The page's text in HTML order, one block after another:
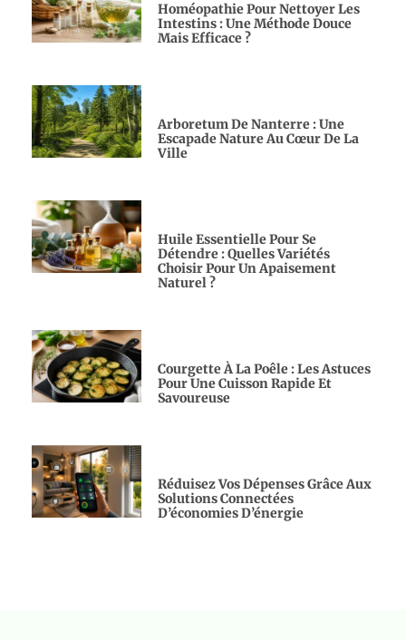
Homéopathie Pour Nettoyer Les
Intestins : Une Méthode Douce
Mais Efficace ?
Arboretum De Nanterre : Une
Escapade Nature Au Cœur De La
Ville
Huile Essentielle Pour Se
Détendre : Quelles Variétés
Choisir Pour Un Apaisement
Naturel ?
Courgette À La Poêle : Les Astuces
Pour Une Cuisson Rapide Et
Savoureuse
Réduisez Vos Dépenses Grâce Aux
Solutions Connectées
D’économies D’énergie